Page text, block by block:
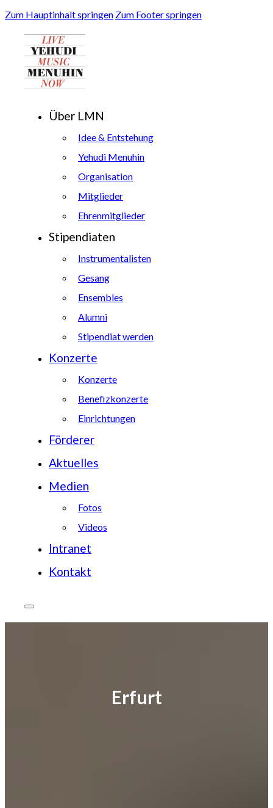
Zum Hauptinhalt springen Zum Footer springen
Über LMN
Idee & Entstehung
Yehudi Menuhin
Organisation
Mitglieder
Ehrenmitglieder
Stipendiaten
Instrumentalisten
Gesang
Ensembles
Alumni
Stipendiat werden
Konzerte
Konzerte
Benefizkonzerte
Einrichtungen
Förderer
Aktuelles
Medien
Fotos
Videos
Intranet
Kontakt
Erfurt